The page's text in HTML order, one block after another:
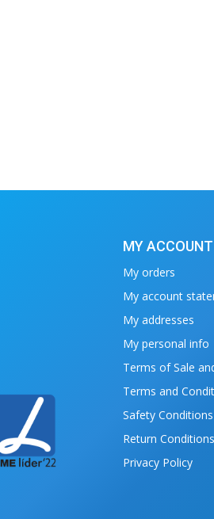
MY ACCOUNT
My orders
My account
My addresses
My personal info
Terms of Sale
Terms and
Safety Conditions
Return Conditions
Privacy Policy